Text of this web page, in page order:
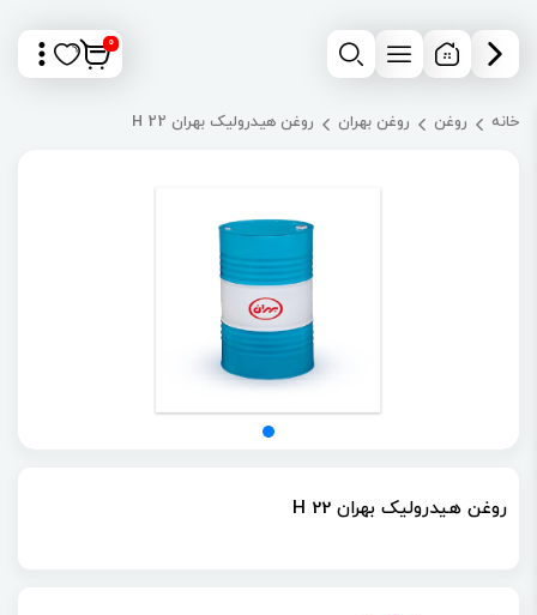
0
خانه روغن روغن بهران روغن هیدرولیک بهران H 22
روغن هیدرولیک بهران H 22